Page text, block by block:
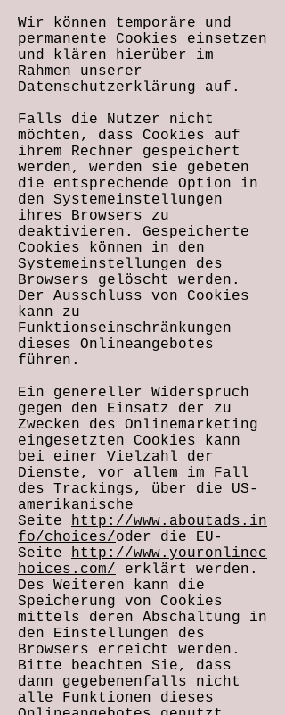
Wir können temporäre und
permanente Cookies einsetzen
und klären hierüber im
Rahmen unserer
Datenschutzerklärung auf.
Falls die Nutzer nicht
möchten, dass Cookies auf
ihrem Rechner gespeichert
werden, werden sie gebeten
die entsprechende Option in
den Systemeinstellungen
ihres Browsers zu
deaktivieren. Gespeicherte
Cookies können in den
Systemeinstellungen des
Browsers gelöscht werden.
Der Ausschluss von Cookies
kann zu
Funktionseinschränkungen
dieses Onlineangebotes
führen.
Ein genereller Widerspruch
gegen den Einsatz der zu
Zwecken des Onlinemarketing
eingesetzten Cookies kann
bei einer Vielzahl der
Dienste, vor allem im Fall
des Trackings, über die US-
amerikanische
Seite http://www.aboutads.in
fo/choices/oder die EU-
Seite http://www.youronlinec
hoices.com/
erklärt werden.
Des Weiteren kann die
Speicherung von Cookies
mittels deren Abschaltung in
den Einstellungen des
Browsers erreicht werden.
Bitte beachten Sie, dass
dann gegebenenfalls nicht
alle Funktionen dieses